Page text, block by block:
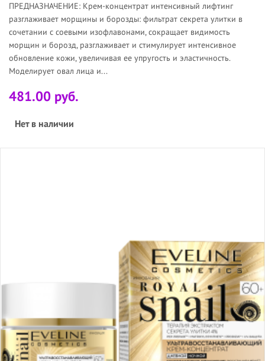
ПРЕДНАЗНАЧЕНИЕ: Крем-концентрат интенсивный лифтинг
разглаживает морщины и борозды: фильтрат секрета улитки в
сочетании с соевыми изофлавонами, сокращает видимость
морщин и борозд, разглаживает и стимулирует интенсивное
обновление кожи, увеличивая ее упругость и эластичность.
Моделирует овал лица и...
481.00 руб.
Нет в наличии